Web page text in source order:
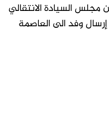
السيادة الانتقالي
وفد الى العاصمة